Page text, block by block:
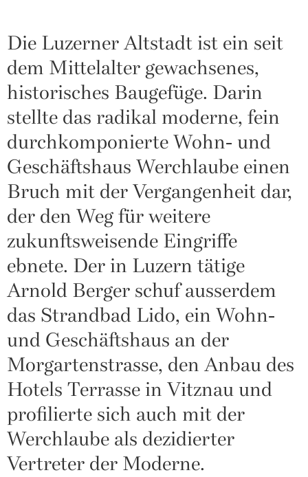
Die Luzerner Altstadt ist ein seit
dem Mittelalter gewachsenes,
historisches Baugefüge. Darin
stellte das radikal moderne, fein
durchkomponierte Wohn- und
Geschäftshaus Werchlaube einen
Bruch mit der Vergangenheit dar,
der den Weg für weitere
zukunftsweisende Eingriffe
ebnete. Der in Luzern tätige
Arnold Berger schuf ausserdem
das Strandbad Lido, ein Wohn-
und Geschäftshaus an der
Morgartenstrasse, den Anbau des
Hotels Terrasse in Vitznau und
profilierte sich auch mit der
Werchlaube als dezidierter
Vertreter der Moderne.